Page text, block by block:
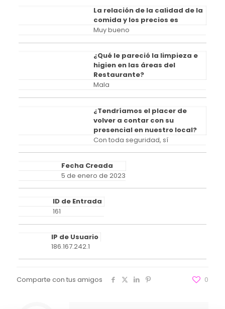
La relación de la calidad de la
comida y los precios es
Muy bueno
¿Qué le pareció la limpieza e
higien en las áreas del
Restaurante?
Mala
¿Tendríamos el placer de
volver a contar con su
presencial en nuestro local?
Con toda seguridad, sí
Fecha Creada
5 de enero de 2023
ID de Entrada
161
IP de Usuario
186.167.242.1
Comparte con tus amigos 0